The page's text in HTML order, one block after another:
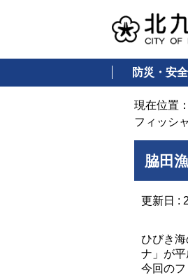
防災・安
現在位置：
フィッシ
脇田
更新日 :
ひびき
ナ」が平
今回の